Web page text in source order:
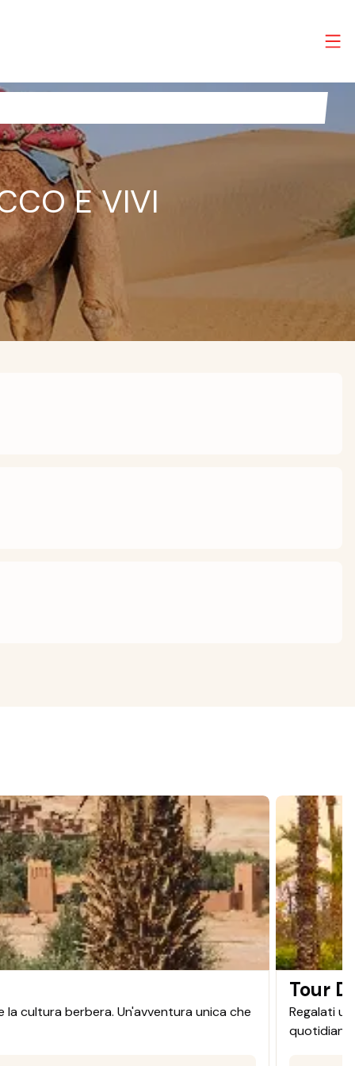
E VIVI
cultura berbera. Un'avventura unica che
Tour
Regalati
quotidiano